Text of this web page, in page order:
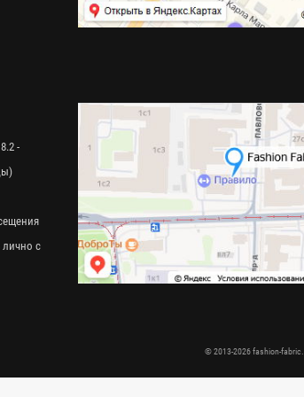
-
лично с
© 2013-2026 fashion-